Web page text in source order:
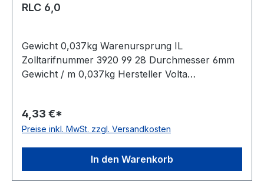
RLC 6,0
Gewicht 0,037kg Warenursprung IL
Zolltarifnummer 3920 99 28 Durchmesser 6mm
Gewicht / m 0,037kg Hersteller Volta
(außer Ø 2mm = 61 m)m FDA-Zulassung ja
Zugstrang nein Shorehärte 80° Shore A
4,33 €*
Preise inkl. MwSt. zzgl. Versandkosten
In den Warenkorb